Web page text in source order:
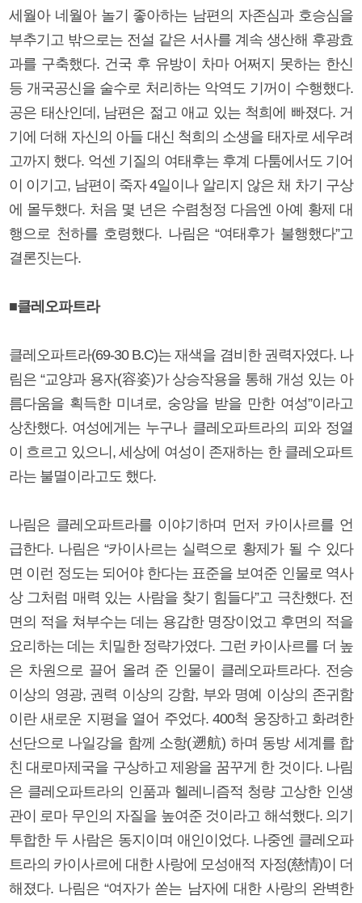
세월아 네월아 놀기 좋아하는 남편의 자존심과 호승심을
부추기고 밖으로는 전설 같은 서사를 계속 생산해 후광효
과를 구축했다. 건국 후 유방이 차마 어쩌지 못하는 한신
등 개국공신을 술수로 처리하는 악역도 기꺼이 수행했다.
공은 태산인데, 남편은 젊고 애교 있는 척희에 빠졌다. 거
기에 더해 자신의 아들 대신 척희의 소생을 태자로 세우려
고까지 했다. 억센 기질의 여태후는 후계 다툼에서도 기어
이 이기고, 남편이 죽자 4일이나 알리지 않은 채 차기 구상
에 몰두했다. 처음 몇 년은 수렴청정 다음엔 아예 황제 대
행으로 천하를 호령했다. 나림은 “여태후가 불행했다”고
결론짓는다.
■클레오파트라
클레오파트라(69-30 B.C)는 재색을 겸비한 권력자였다. 나
림은 “교양과 용자(容姿)가 상승작용을 통해 개성 있는 아
름다움을 획득한 미녀로, 숭앙을 받을 만한 여성”이라고
상찬했다. 여성에게는 누구나 클레오파트라의 피와 정열
이 흐르고 있으니, 세상에 여성이 존재하는 한 클레오파트
라는 불멸이라고도 했다.
나림은 클레오파트라를 이야기하며 먼저 카이사르를 언
급한다. 나림은 “카이사르는 실력으로 황제가 될 수 있다
면 이런 정도는 되어야 한다는 표준을 보여준 인물로 역사
상 그처럼 매력 있는 사람을 찾기 힘들다”고 극찬했다. 전
면의 적을 쳐부수는 데는 용감한 명장이었고 후면의 적을
요리하는 데는 치밀한 정략가였다. 그런 카이사르를 더 높
은 차원으로 끌어 올려 준 인물이 클레오파트라다. 전승
이상의 영광, 권력 이상의 강함, 부와 명예 이상의 존귀함
이란 새로운 지평을 열어 주었다. 400척 웅장하고 화려한
선단으로 나일강을 함께 소항(遡航) 하며 동방 세계를 합
친 대로마제국을 구상하고 제왕을 꿈꾸게 한 것이다. 나림
은 클레오파트라의 인품과 헬레니즘적 청량 고상한 인생
관이 로마 무인의 자질을 높여준 것이라고 해석했다. 의기
투합한 두 사람은 동지이며 애인이었다. 나중엔 클레오파
트라의 카이사르에 대한 사랑에 모성애적 자정(慈情)이 더
해졌다. 나림은 “여자가 쏟는 남자에 대한 사랑의 완벽한